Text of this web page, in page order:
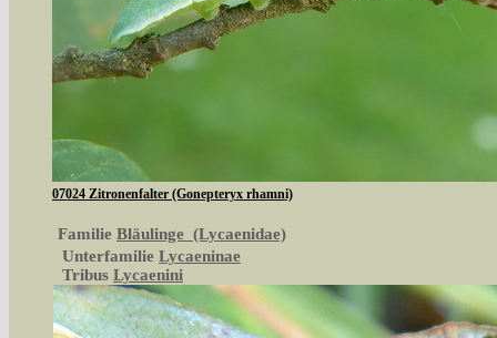
07024 Zitronenfalter (Gonepteryx rhamni)
Familie Bläulinge (Lycaenidae)
Unterfamilie Lycaeninae
Tribus Lycaenini